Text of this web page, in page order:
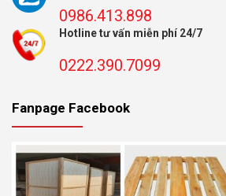
0986.413.898
Hotline tư vấn miễn phí 24/7
0222.390.7099
Fanpage Facebook